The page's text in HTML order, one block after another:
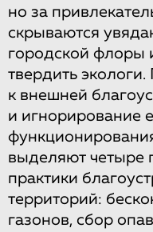
но за
скрываются
городской флоры
твердить
к внешней
и игнорирование
выделяют четыре
практики
территорий:
газонов, сбор